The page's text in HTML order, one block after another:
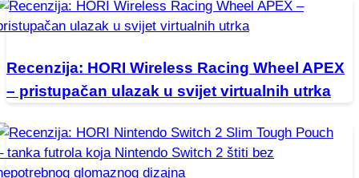
Recenzija: HORI Wireless Racing Wheel APEX
– pristupačan ulazak u svijet virtualnih utrka